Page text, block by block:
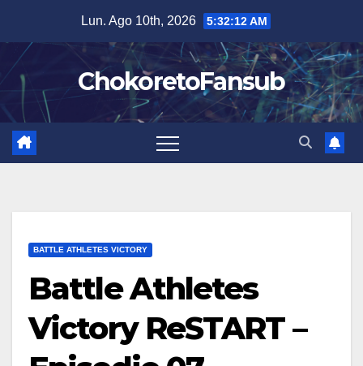
contenuto
Lun. Ago 10th, 2026 5:32:13 AM
ChokoretoFansub
BATTLE ATHLETES VICTORY
Battle Athletes
Victory ReSTART –